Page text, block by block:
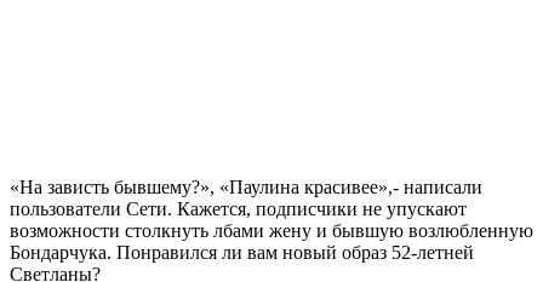
«На зависть бывшему?», «Паулина красивее»,- написали
пользователи Сети. Кажется, подписчики не упускают
возможности столкнуть лбами жену и бывшую возлюбленную
Бондарчука. Понравился ли вам новый образ 52-летней
Светланы?